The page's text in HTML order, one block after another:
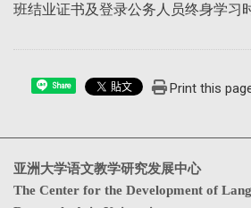
班结业证书及登录公务人员终身学习
Share Print this
亚洲大学语文教学研究发展中心
The Center for the Development of